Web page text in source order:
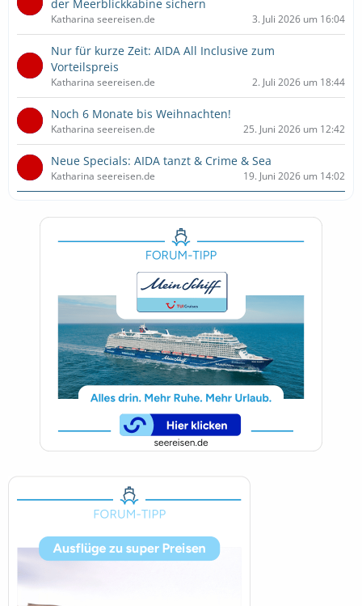
der Meerblickkabine sichern
Katharina seereisen.de 3. Juli 2026 um 16:04
Nur für kurze Zeit: AIDA All Inclusive zum
Vorteilspreis
Katharina seereisen.de 2. Juli 2026 um 18:44
Noch 6 Monate bis Weihnachten!
Katharina seereisen.de 25. Juni 2026 um 12:42
Neue Specials: AIDA tanzt & Crime & Sea
Katharina seereisen.de 19. Juni 2026 um 14:02